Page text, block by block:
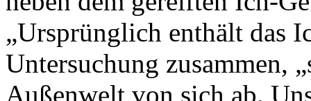
„Ursprünglich enthält das
Untersuchung zusammen,
Außenwelt von sich ab.